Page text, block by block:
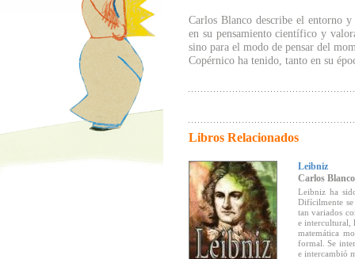
Carlos Blanco describe el entorno
en su pensamiento científico y
sino para el modo de pensar del
Copérnico ha tenido, tanto en su
Libros Relacionados
Leibniz
Carlos Blanco
Leibniz ha
Difícilmente
tan variados
e intercultural,
matemática
formal. Se
e intercambió